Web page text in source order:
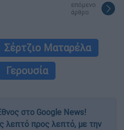
επόμενο
άρθρο
Σέρτζιο Ματαρέλα
Γερουσία
στο Google News!
λεπτό προς λεπτό, με την